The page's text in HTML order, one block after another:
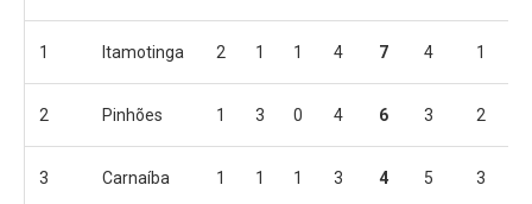
1 Itamotinga 2 1 1 4 7 4 1
2 Pinhões 1 3 0 4 6 3 2
3 Carnaíba 1 1 1 3 4 5 3